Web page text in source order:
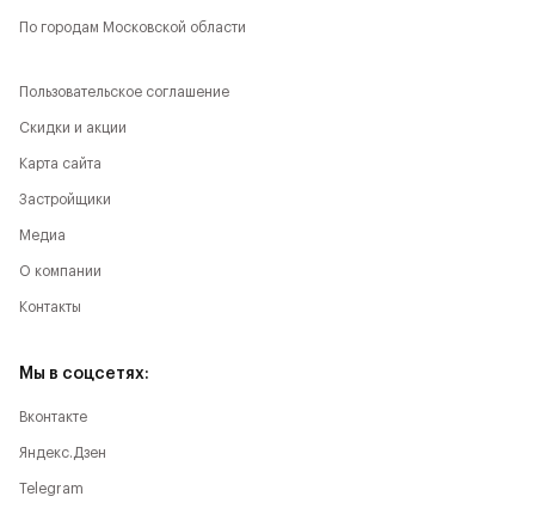
По городам Московской области
Пользовательское соглашение
Скидки и акции
Карта сайта
Застройщики
Медиа
О компании
Контакты
Мы в соцсетях:
Вконтакте
Яндекс.Дзен
Telegram